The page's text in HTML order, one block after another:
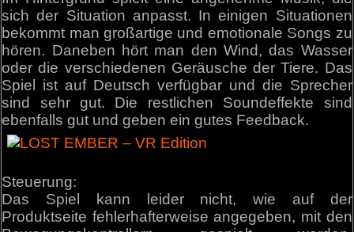
sich der Situation anpasst. In einigen Situationen
bekommt man großartige und emotionale Songs zu
hören. Daneben hört man den Wind, das Wasser
oder die verschiedenen Geräusche der Tiere. Das
Spiel ist auf Deutsch verfügbar und die Sprecher
sind sehr gut. Die restlichen Soundeffekte sind
ebenfalls gut und geben ein gutes Feedback.
Steuerung:
Das Spiel kann leider nicht, wie auf der
Produktseite fehlerhafterweise angegeben, mit den